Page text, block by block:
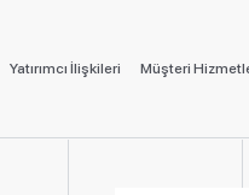
Yatırımcı İlişkileri Müşteri